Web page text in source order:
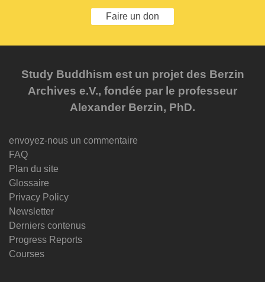
Faire un don
Study Buddhism est un projet des Berzin
Archives e.V., fondée par le professeur
Alexander Berzin, PhD.
envoyez-nous un commentaire
FAQ
Plan du site
Glossaire
Privacy Policy
Newsletter
Derniers contenus
Progress Reports
Courses